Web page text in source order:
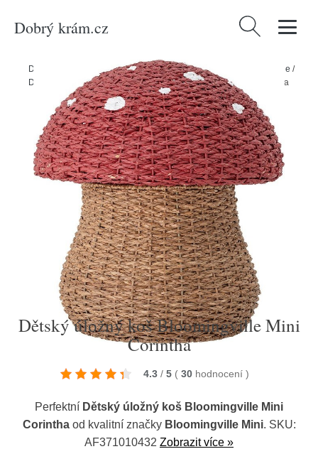
Dobrý krám.cz Vyhledávání
Domů Pro děti/Doplňky a dekorace do dětského pokoje /
Dětské úložné boxy/Dětský úložný koš Bloomingville Mini Corintha
Dětský úložný koš Bloomingville Mini
Corintha
4.3 / 5 ( 30 hodnocení )
Perfektní Dětský úložný koš Bloomingville Mini
Corinthaod kvalitní značky Bloomingville Mini. SKU:
AF371010432 Zobrazit více »